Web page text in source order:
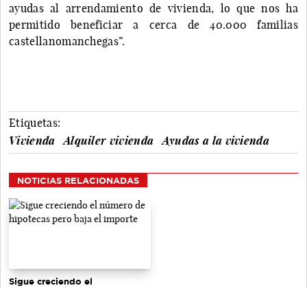
ayudas al arrendamiento de vivienda, lo que nos ha
permitido beneficiar a cerca de 40.000 familias
castellanomanchegas”.
Etiquetas:
Vivienda
Alquiler vivienda Ayudas a la vivienda
NOTICIAS RELACIONADAS
Sigue creciendo el